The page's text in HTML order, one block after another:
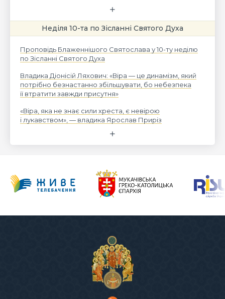
Неділя 10-та по Зісланні Святого Духа
Проповідь Блаженнішого Святослава у 10-ту неділю
по Зісланні Святого Духа
Владика Діонісій Ляхович: «Віра — це динамізм, який
потрібно безнастанно збільшувати, бо небезпека
її втратити завжди присутня»
«Віра, яка не знає сили хреста, є невірою
і лукавством», — владика Ярослав Приріз